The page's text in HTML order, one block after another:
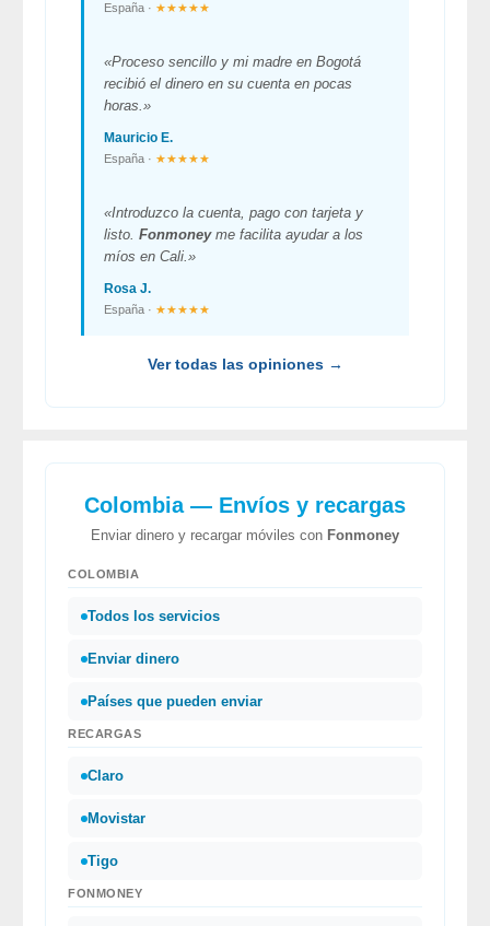
España · ★★★★★
«Proceso sencillo y mi madre en Bogotá
recibió el dinero en su cuenta en pocas
horas.»
Mauricio E.
España · ★★★★★
«Introduzco la cuenta, pago con tarjeta y
listo. Fonmoneyme facilita ayudar a los
míos en Cali.»
Rosa J.
España · ★★★★★
Ver todas las opiniones →
Colombia — Envíos y recargas
Enviar dinero y recargar móviles con Fonmoney
COLOMBIA
Todos los servicios
Enviar dinero
Países que pueden enviar
RECARGAS
Claro
Movistar
Tigo
FONMONEY